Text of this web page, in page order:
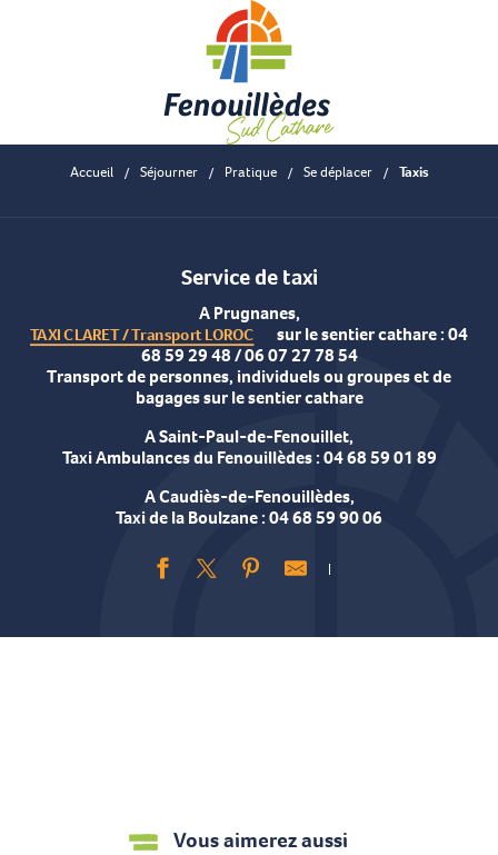
Accueil Séjourner Pratique Se déplacer Taxis
Service de taxi
A Prugnanes,
TAXI CLARET / Transport LOROC
sur le sentier cathare : 04
68 59 29 48 / 06 07 27 78 54
Transport de personnes, individuels ou groupes et de
bagages sur le sentier cathare
A Saint-Paul-de-Fenouillet,
Taxi Ambulances du Fenouillèdes : 04 68 59 01 89
A Caudiès-de-Fenouillèdes,
Taxi de la Boulzane : 04 68 59 90 06
Vous aimerez aussi